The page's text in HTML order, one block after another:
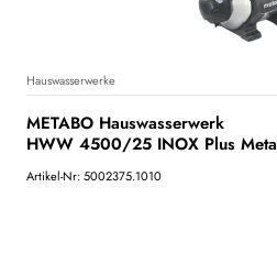
Hauswasserwerke
METABO Hauswasserwerk
HWW 4500/25 INOX Plus Meta
Artikel-Nr: 5002375.1010